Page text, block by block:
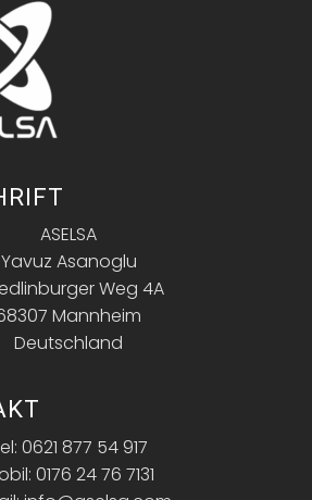
ASELSA
Yavuz Asanoglu
Weg 4A
Mannheim
Deutschland
0621 877 54 917
0176 24 76 7131